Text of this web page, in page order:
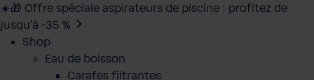
☀️🎁 Offre spéciale aspirateurs de piscine : profitez de
jusqu’à -35 %
Shop
Eau de boisson
Carafes filtrantes